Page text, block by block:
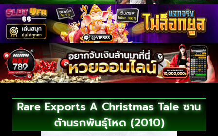
Rare Exports A Christmas Tale ซาน
ต้านรกพันธุ์โหด (2010)